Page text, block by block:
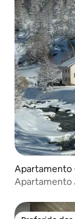
Apartamento
Apartamento